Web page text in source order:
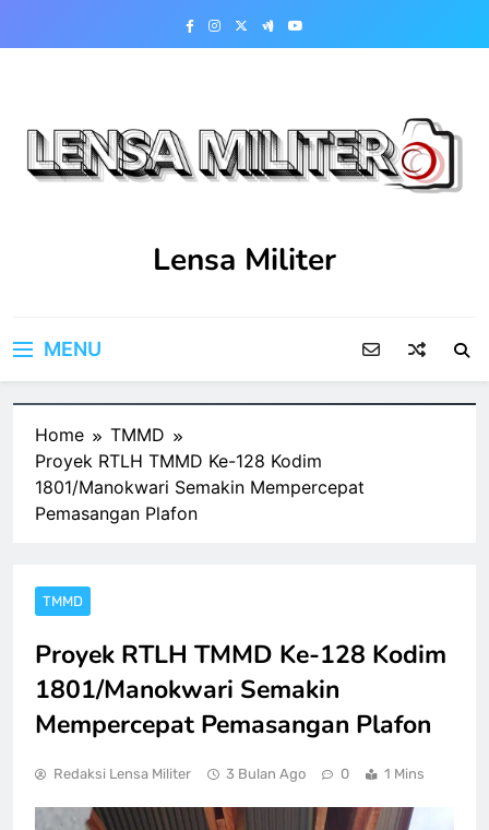
Lensa Militer
MENU
Home
TMMD
Proyek RTLH TMMD Ke-128 Kodim
1801/Manokwari Semakin Mempercepat
Pemasangan Plafon
TMMD
Proyek RTLH TMMD Ke-128 Kodim
1801/Manokwari Semakin
Mempercepat Pemasangan Plafon
Redaksi Lensa Militer 3 Bulan Ago 0 1 Mins